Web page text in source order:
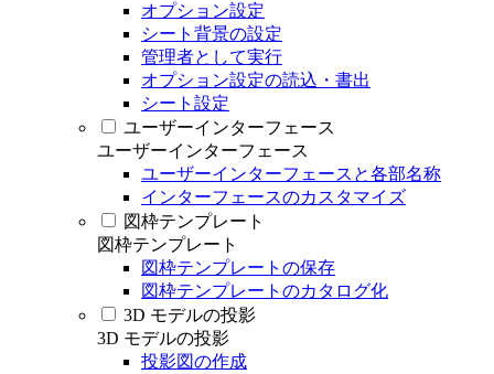
オプション設定
シート背景の設定
管理者として実行
オプション設定の読込・書出
シート設定
ユーザーインターフェース
ユーザーインターフェース
ユーザーインターフェースと各部名称
インターフェースのカスタマイズ
図枠テンプレート
図枠テンプレート
図枠テンプレートの保存
図枠テンプレートのカタログ化
3D モデルの投影
3D モデルの投影
投影図の作成